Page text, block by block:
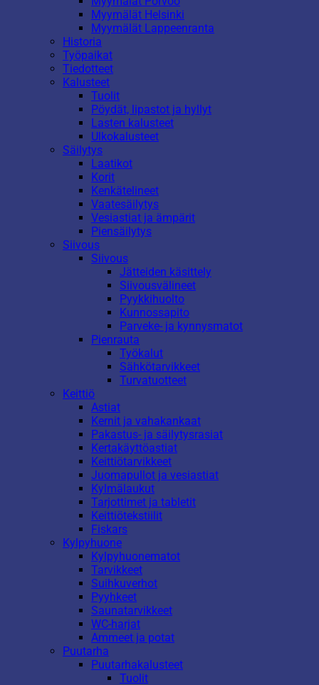
Myymälät Helsinki
Myymälät Lappeenranta
Historia
Työpaikat
Tiedotteet
Kalusteet
Tuolit
Pöydät, lipastot ja hyllyt
Lasten kalusteet
Ulkokalusteet
Säilytys
Laatikot
Korit
Kenkätelineet
Vaatesäilytys
Vesiastiat ja ämpärit
Piensäilytys
Siivous
Siivous
Jätteiden käsittely
Siivousvälineet
Pyykkihuolto
Kunnossapito
Parveke- ja kynnysmatot
Pienrauta
Työkalut
Sähkötarvikkeet
Turvatuotteet
Keittiö
Astiat
Kernit ja vahakankaat
Pakastus- ja säilytysrasiat
Kertakäyttöastiat
Keittiötarvikkeet
Juomapullot ja vesiastiat
Kylmälaukut
Tarjottimet ja tabletit
Keittiötekstiilit
Fiskars
Kylpyhuone
Kylpyhuonematot
Tarvikkeet
Suihkuverhot
Pyyhkeet
Saunatarvikkeet
WC-harjat
Ammeet ja potat
Puutarha
Puutarhakalusteet
Tuolit